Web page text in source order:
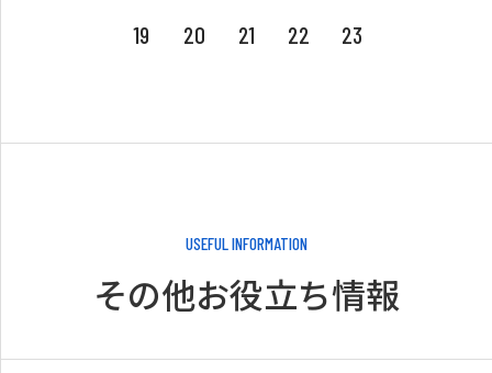
19
20 21 22 23
USEFUL INFORMATION
その他お役立ち情報